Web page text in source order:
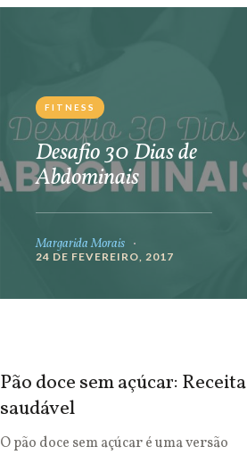
FITNESS
Desafio 30 Dias de
Abdominais
Margarida Morais
24 DE FEVEREIRO, 2017
Pão doce sem açúcar: Receita
saudável
O pão doce sem açúcar é uma versão